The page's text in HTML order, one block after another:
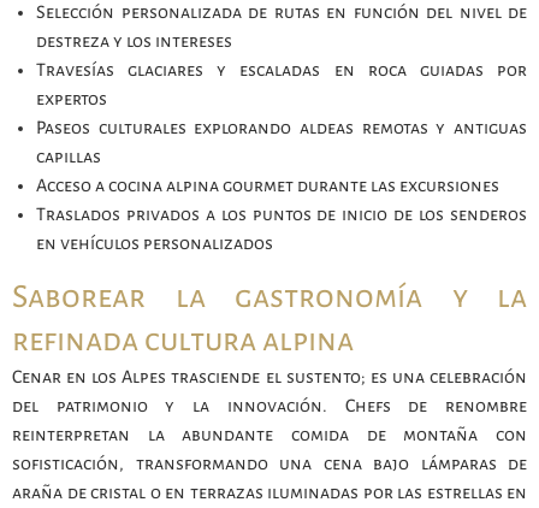
Selección personalizada de rutas en función del nivel de
destreza y los intereses
Travesías glaciares y escaladas en roca guiadas por
expertos
Paseos culturales explorando aldeas remotas y antiguas
capillas
Acceso a cocina alpina gourmet durante las excursiones
Traslados privados a los puntos de inicio de los senderos
en vehículos personalizados
Saborear la gastronomía y la
refinada cultura alpina
Cenar en los Alpes trasciende el sustento; es una celebración
del patrimonio y la innovación. Chefs de renombre
reinterpretan la abundante comida de montaña con
sofisticación, transformando una cena bajo lámparas de
araña de cristal o en terrazas iluminadas por las estrellas en